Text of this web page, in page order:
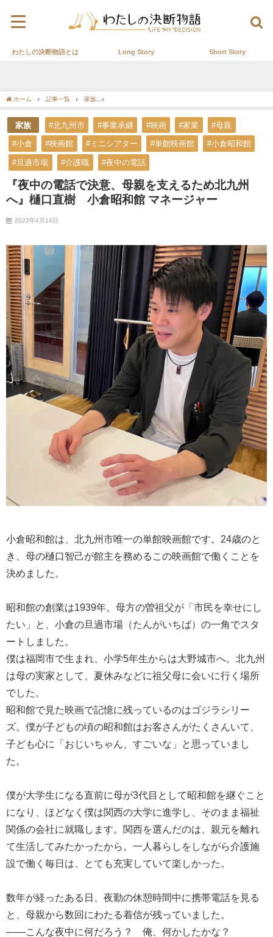
わたしの決断物語とは Long Story Short Story
ホーム 記事一覧 家族
家族 #北九州市 #事業承継 #映画 #家業 #母親
#小倉 #映画館 #ミニシアター #単館映画館 #小倉昭和館
#旦過市場 #介護職 #夜中の電話
『夜中の電話で決意、母親を支えるため北九州
へ』樋口直樹 小倉昭和館 マネージャー
2023年4月14日
小倉昭和館は、北九州市唯一の単館映画館です。24歳のと
き、母の樋口智己が館主を務めるこの映画館で働くことを
決めました。
昭和館の創業は1939年。母方の曽祖父が「市民を幸せにし
たい」と、小倉の旦過市場（たんがいちば）の一角でスタ
ートしました。
僕は福岡市で生まれ、小学5年生からは大野城市へ。北九州
は母の実家として、夏休みなどに祖父母に会いに行く場所
でした。
昭和館で見た映画で記憶に残っているのはゴジラシリー
ズ。僕が子どもの頃の昭和館はお客さんがたくさんいて、
子ども心に「おじいちゃん、すごいな」と思っていまし
た。
僕が大学生になる直前に母が3代目として昭和館を継ぐこと
になり、ほどなく僕は関西の大学に進学し、そのまま福祉
関係の会社に就職します。関西を選んだのは、親元を離れ
て生活してみたかったから。一人暮らしをしながら介護施
設で働く毎日は、とても充実していて楽しかった。
数年が経ったある日、夜勤の休憩時間中に携帯電話を見る
と、母親から数回にわたる着信が残っていました。
――こんな夜中に何だろう？ 俺、何かしたかな？